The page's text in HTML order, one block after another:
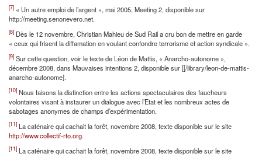
[7] « Un autre emploi de l’argent », mai 2005, Meeting 2, disponible sur
http://meeting.senonevero.net.
[8] Dès le 12 novembre, Christian Mahieu de Sud Rail a cru bon de mettre en garde
« ceux qui frisent la diffamation en voulant confondre terrorisme et action syndicale ».
[9] Sur cette question, voir le texte de Léon de Mattis, « Anarcho-autonome »,
décembre 2008, dans Mauvaises intentions 2, disponible sur [[/library/leon-de-mattis-
anarcho-autonome].
[10] Nous faisons la distinction entre les actions spectaculaires des faucheurs
volontaires visant à instaurer un dialogue avec l’Etat et les nombreux actes de
sabotages anonymes de champs d’expérimentation.
[11] La caténaire qui cachait la forêt, novembre 2008, texte disponible sur le site
http://www.collectif-rto.org.
[11] La caténaire qui cachait la forêt, novembre 2008, texte disponible sur le site